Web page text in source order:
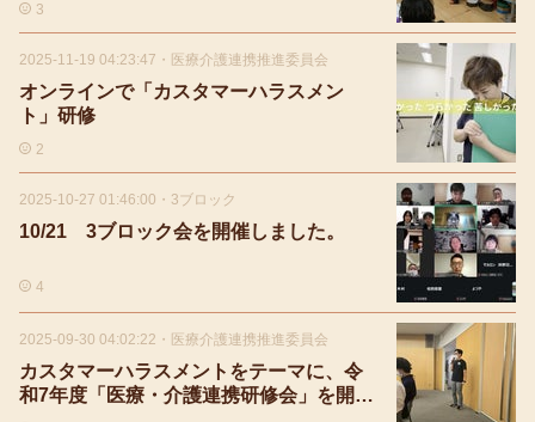
3
2025-11-19 04:23:47 ・ 医療介護連携推進委員会
オンラインで「カスタマーハラスメン
ト」研修
2
2025-10-27 01:46:00 ・ 3ブロック
10/21 3ブロック会を開催しました。
4
2025-09-30 04:02:22 ・ 医療介護連携推進委員会
カスタマーハラスメントをテーマに、令
和7年度「医療・介護連携研修会」を開催